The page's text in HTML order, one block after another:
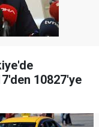
10827'ye